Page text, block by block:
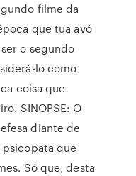
filme da
que tua avó
o segundo
lo como
coisa que
SINOPSE: O
diante de
psicopata que
Só que, desta